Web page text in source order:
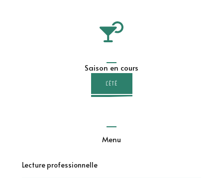
Saison en cours
L'ÉTÉ
Menu
Lecture professionnelle